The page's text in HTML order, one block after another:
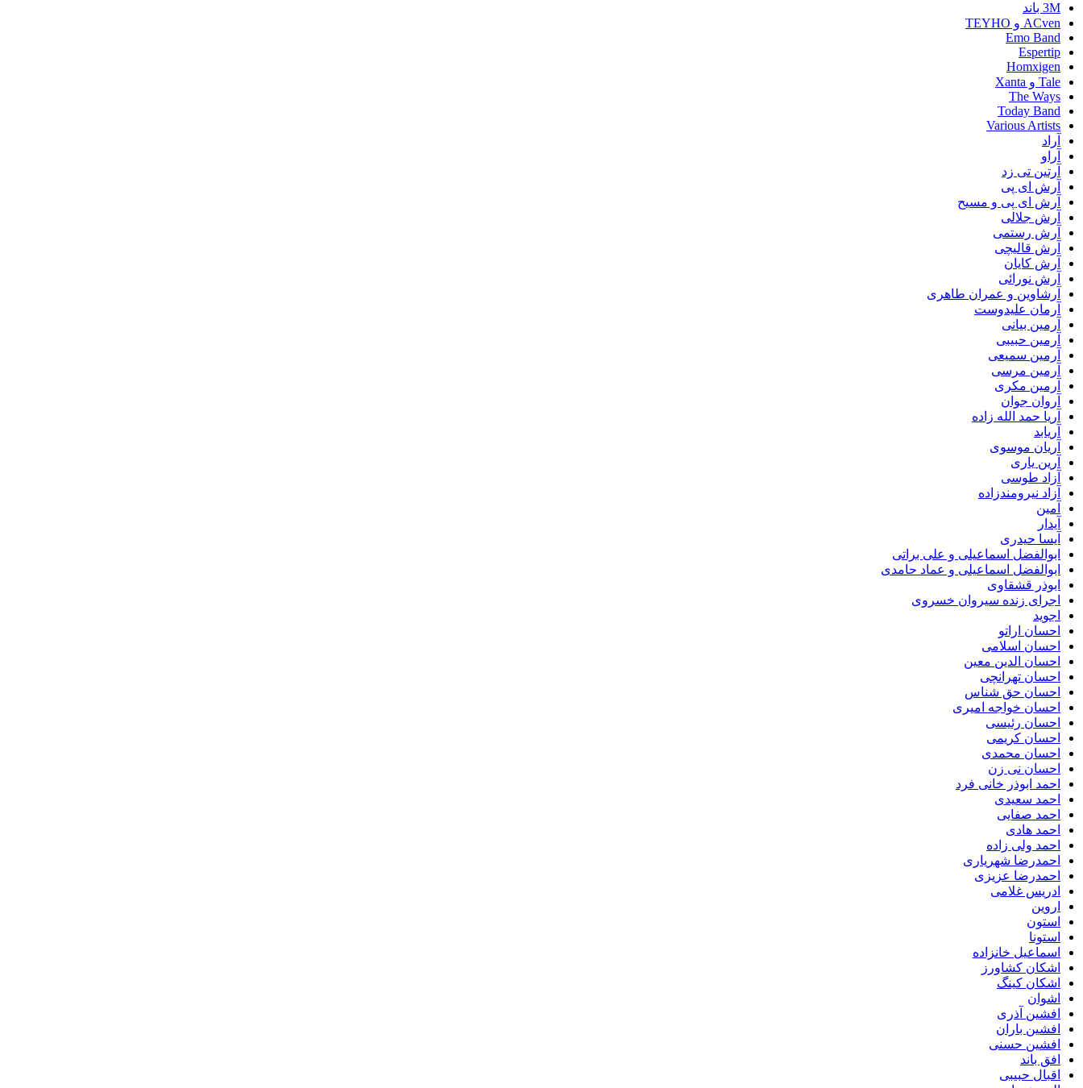
3M باند
ACven و TEYHO
Emo Band
Espertip
Homxigen
Tale و Xanta
The Ways
Today Band
Various Artists
آراد
آراو
آرتین تی زد
آرش ای پی
آرش ای پی و مسیح
آرش جلالی
آرش رستمی
آرش قالیچی
آرش کایان
آرش نورائی
آرشاوین و عمران طاهری
آرمان علیدوست
آرمین بیانی
آرمین حبیبی
آرمین سمیعی
آرمین مرسی
آرمین مکری
آروان جوان
آریا حمد الله زاده
آریابد
آریان موسوی
آرین یاری
آزاد طوسی
آزاد نیرومندزاده
آمین
آیدار
آیسا حیدری
ابوالفضل اسماعیلی و علی براتی
ابوالفضل اسماعیلی و عماد حامدی
ابوذر قشقاوی
اجرای زنده سیروان خسروی
اجوید
احسان اراتو
احسان اسلامی
احسان الدین معین
احسان تهرانچی
احسان حق شناس
احسان خواجه امیری
احسان رئیسی
احسان کریمی
احسان محمدی
احسان نی زن
احمد ابوذر خانی فرد
احمد سعیدی
احمد صفایی
احمد هادی
احمد ولی زاده
احمدرضا شهریاری
احمدرضا عزیزی
ادریس غلامی
اروین
استون
استونا
اسماعیل خانزاده
اشکان کشاورز
اشکان کینگ
اشوان
افشین آذری
افشین باران
افشین حسنی
افق باند
اقبال حبیبی